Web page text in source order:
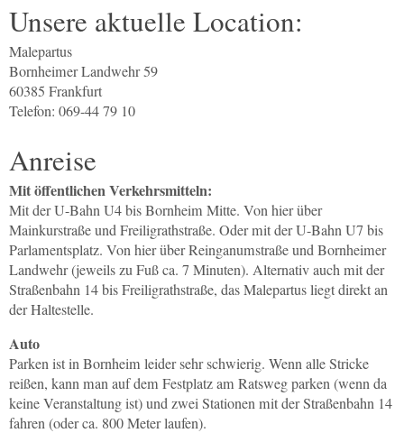
Unsere aktuelle Location:
Malepartus
Bornheimer Landwehr 59
60385 Frankfurt
Telefon: 069-44 79 10
Anreise
Mit öffentlichen Verkehrsmitteln:
Mit der U-Bahn U4 bis Bornheim Mitte. Von hier über
Mainkurstraße und Freiligrathstraße. Oder mit der U-Bahn U7 bis
Parlamentsplatz. Von hier über Reinganumstraße und Bornheimer
Landwehr (jeweils zu Fuß ca. 7 Minuten). Alternativ auch mit der
Straßenbahn 14 bis Freiligrathstraße, das Malepartus liegt direkt an
der Haltestelle.
Auto
Parken ist in Bornheim leider sehr schwierig. Wenn alle Stricke
reißen, kann man auf dem Festplatz am Ratsweg parken (wenn da
keine Veranstaltung ist) und zwei Stationen mit der Straßenbahn 14
fahren (oder ca. 800 Meter laufen).